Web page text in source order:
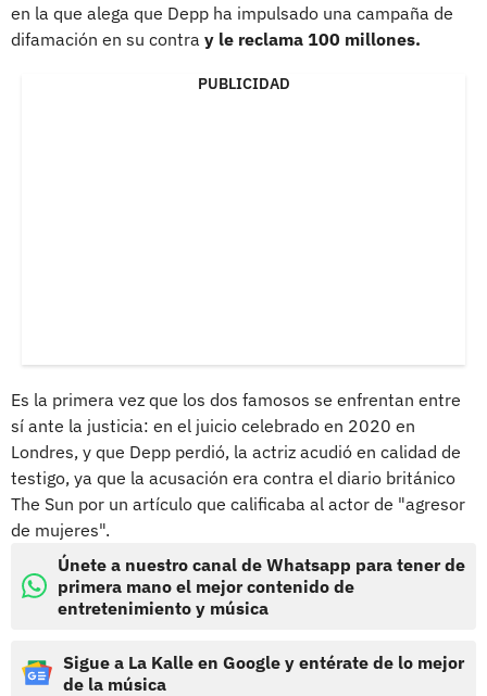
en la que alega que Depp ha impulsado una campaña de
difamación en su contra y le reclama 100 millones.
PUBLICIDAD
Es la primera vez que los dos famosos se enfrentan entre
sí ante la justicia: en el juicio celebrado en 2020 en
Londres, y que Depp perdió, la actriz acudió en calidad de
testigo, ya que la acusación era contra el diario británico
The Sun por un artículo que calificaba al actor de "agresor
de mujeres".
Únete a nuestro canal de Whatsapp para tener de
primera mano el mejor contenido de
entretenimiento y música
Sigue a La Kalle en Google y entérate de lo mejor
de la música